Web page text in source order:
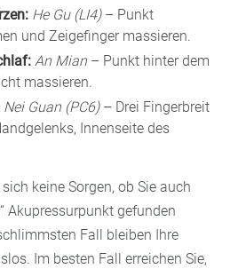
He Gu (LI4)– Punkt
und Zeigefinger massieren.
An Mian – Punkt hinter dem
massieren.
Nei Guan (PC6)– Drei Fingerbreit
Innenseite des
keine Sorgen, ob Sie auch
Akupressurpunkt gefunden
Fall bleiben Ihre
Im besten Fall erreichen Sie,